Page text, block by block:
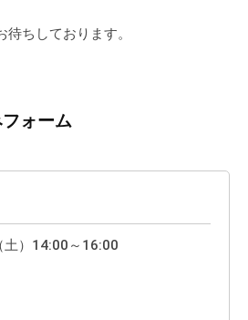
ちしております。
ォーム
）14:00～16:00